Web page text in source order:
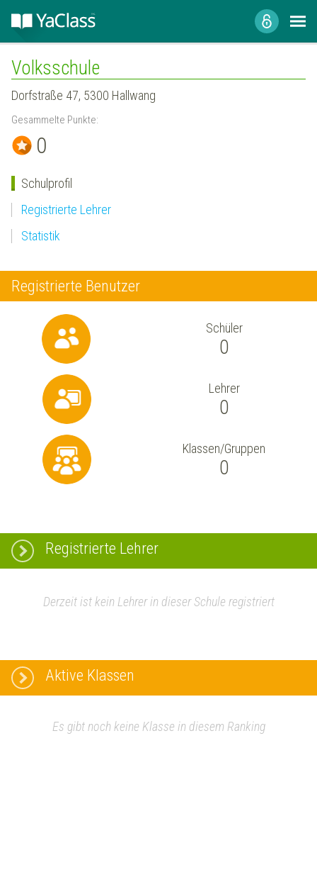
Volksschule
Dorfstraße 47, 5300 Hallwang
Gesammelte Punkte:
0
Schulprofil
Registrierte Lehrer
Statistik
Registrierte Benutzer
Schüler
0
Lehrer
0
Klassen/Gruppen
0
Registrierte Lehrer
Derzeit ist kein Lehrer in dieser Schule registriert
Aktive Klassen
Es gibt noch keine Klasse in diesem Ranking